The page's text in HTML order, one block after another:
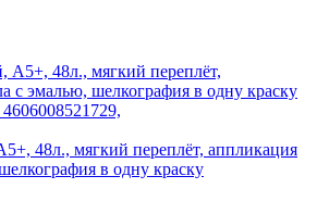
48л., мягкий переплёт, аппликация
в одну краску